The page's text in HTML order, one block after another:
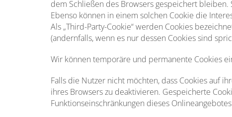
dem Schließen des Browsers gespeichert
Ebenso können in einem solchen Cookie die
Als „Third-Party-Cookie“ werden Cookies
(andernfalls, wenn es nur dessen Cookies sind
Wir können temporäre und permanente Cookies
Falls die Nutzer nicht möchten, dass Cookies auf
ihres Browsers zu deaktivieren. Gespeicherte
Funktionseinschränkungen dieses